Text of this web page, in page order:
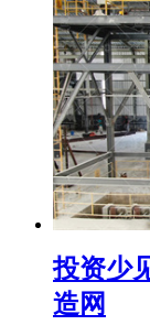
投资少
造网